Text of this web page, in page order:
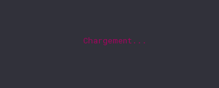
Chargement...